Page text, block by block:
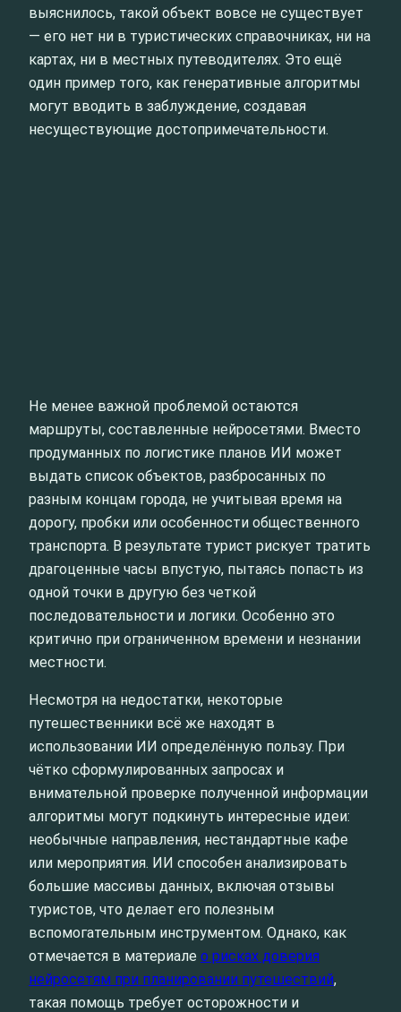
выяснилось, такой объект вовсе не существует
— его нет ни в туристических справочниках, ни на
картах, ни в местных путеводителях. Это ещё
один пример того, как генеративные алгоритмы
могут вводить в заблуждение, создавая
несуществующие достопримечательности.
Не менее важной проблемой остаются
маршруты, составленные нейросетями. Вместо
продуманных по логистике планов ИИ может
выдать список объектов, разбросанных по
разным концам города, не учитывая время на
дорогу, пробки или особенности общественного
транспорта. В результате турист рискует тратить
драгоценные часы впустую, пытаясь попасть из
одной точки в другую без четкой
последовательности и логики. Особенно это
критично при ограниченном времени и незнании
местности.
Несмотря на недостатки, некоторые
путешественники всё же находят в
использовании ИИ определённую пользу. При
чётко сформулированных запросах и
внимательной проверке полученной информации
алгоритмы могут подкинуть интересные идеи:
необычные направления, нестандартные кафе
или мероприятия. ИИ способен анализировать
большие массивы данных, включая отзывы
туристов, что делает его полезным
вспомогательным инструментом. Однако, как
отмечается в материале о рисках доверия
нейросетям при планировании путешествий,
такая помощь требует осторожности и